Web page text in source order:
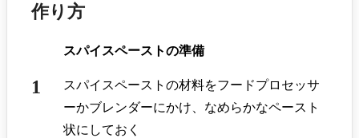
作り方
スパイスペーストの準備
スパイスペーストの材料をフードプロセッサ
ーかブレンダーにかけ、なめらかなペースト
状にしておく